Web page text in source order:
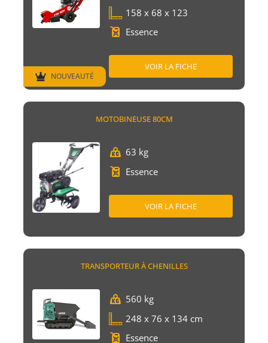
158 x 68 x 123
Essence
VOIR LA FICHE
NOUVEAUTÉ
MOTOBINEUSE 80CM
63 kg
Essence
VOIR LA FICHE
TRANSPORTEUR À CHENILLES
560 kg
248 x 76 x 134 cm
Essence